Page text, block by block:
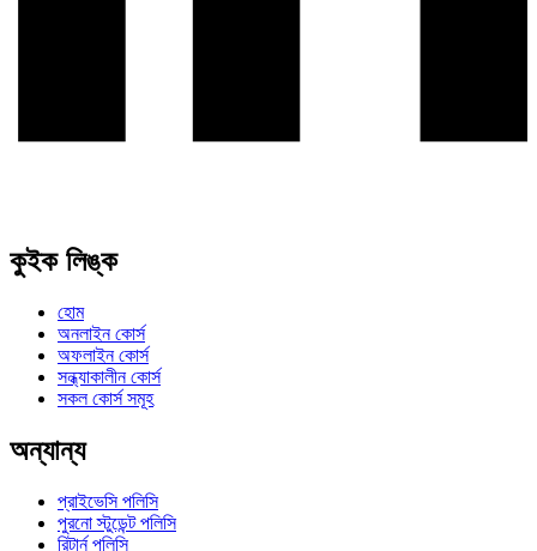
কুইক লিঙ্ক
হোম
অনলাইন কোর্স
অফলাইন কোর্স
সন্ধ্যাকালীন কোর্স
সকল কোর্স সমূহ
অন্যান্য
প্রাইভেসি পলিসি
পুরনো স্টুডেন্ট পলিসি
রিটার্ন পলিসি